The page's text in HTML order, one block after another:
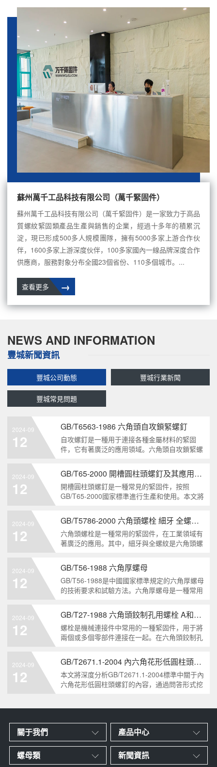
蘇州萬千工品科技有限公司（萬千緊固件）
蘇州萬千工品科技有限公司（萬千緊固件）是一家致力于高品
質螺紋緊固類產品生產與銷售的企業，經過十多年的積累沉
淀，現已形成500多人規模團隊，擁有5000多家上游合作伙
伴，1600多家上游深度伙伴，100多家國內一線品牌深度合作
供應商，服務對象分布全國23個省份、110多個城市。...
→
查看更多
NEWS AND INFORMATION
豐城新聞資訊
豐城公司動態 豐城行業新聞
豐城常見問題
2024-09
12
GB/T6563-1986 六角頭自攻鎖緊螺釘
自攻螺釘是一種用于連接各種金屬材料的緊固
件，它有著廣泛的應用領域。六角頭自攻鎖緊螺
標準。本文將深度分析這種螺釘的特點、應用以
及制造要求等相關知識點，為讀者提供全面的了
解。1. 六角頭自
2024-09
12
GB/T65-2000 開槽圓柱頭螺釘及其應用領域
開槽圓柱頭螺釘是一種常見的緊固件，按照
GB/T65-2000國家標準進行生產和使用。本文將
領域，幫助讀者更好地了解和應用該種螺釘。什
么是GB/T65-2000 開槽圓柱頭螺釘？GB/T65-
200
2024-09
12
GB/T5786-2000 六角頭螺栓 細牙 全螺紋——工業重要性和特點
六角頭螺栓是一種常用的緊固件，在工業領域有
著廣泛的應用。其中，細牙與全螺紋是六角頭螺
兩個方面，對GB/T5786-2000標準下的六角頭螺
栓 細牙 全螺紋進行深度分析和知識挖掘。什么
是GB/T57
2024-09
12
GB/T56-1988 六角厚螺母
GB/T56-1988是中國國家標準規定的六角厚螺母
的技術要求和試驗方法。六角厚螺母是一種常用
用于需要更大的力矩和耐久性的緊固裝配。六角
厚螺母的材料和制造工藝六角厚螺母通常由低碳
鋼、中碳鋼或合金鋼
2024-09
12
GB/T27-1988 六角頭鉸制孔用螺栓 A和B級
螺栓是機械連接件中常用的一種緊固件，用于將
兩個或多個零部件連接在一起。在六角頭鉸制孔
級和B級兩種。下面我們來分析一下這兩種級別
的螺栓有哪些區別。1. A級和B級的定義和標準
有什么不同?A級和B級是
2024-09
12
GB/T2671.1-2004 內六角花形低圓柱頭螺釘
本文將深度分析GB/T2671.1-2004標準中關于內
六角花形低圓柱頭螺釘的內容，通過問答形式挖
關于我們 產品中心
螺母類 新聞資訊